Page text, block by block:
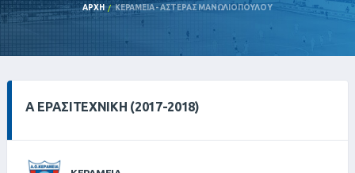
ΑΡΧΉ ΚΕΡΑΜΕΙΑ - ΑΣΤΕΡΑΣ ΜΑΝΩΛΙΟΠΟΥΛΟΥ
Α ΕΡΑΣΙΤΕΧΝΙΚΗ (2017-2018)